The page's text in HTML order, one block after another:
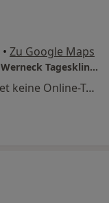
• Zu Google Maps
Krankenhaus für Psychiatrie Schloß Werneck Tagesklinik für Psychiatrie
Dieser Arzt bzw. diese Ärztin bietet keine Online-Terminbuchung an diesem Standort an.